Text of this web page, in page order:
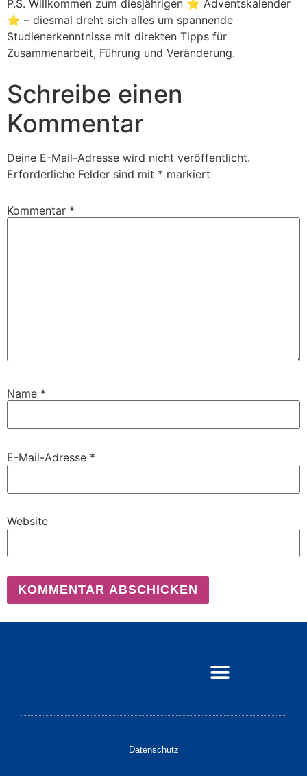
P.S. Willkommen zum diesjährigen ⭐ Adventskalender
⭐ – diesmal dreht sich alles um spannende
Studienerkenntnisse mit direkten Tipps für
Zusammenarbeit, Führung und Veränderung.
Schreibe einen
Kommentar
Deine E-Mail-Adresse wird nicht veröffentlicht.
Erforderliche Felder sind mit * markiert
Kommentar *
Name *
E-Mail-Adresse *
Website
Datenschutz